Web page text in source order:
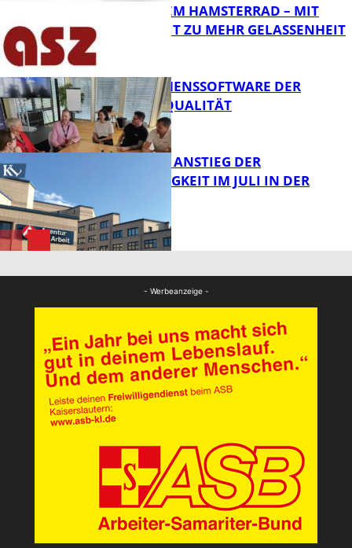
Bildung
Bildung
RAUS AUS DEM HAMSTERRAD – MIT
ACHTSAMKEIT ZU MEHR GELASSENHEIT
FB News
UNTERNEHMENSSOFTWARE DER
HÖCHSTEN QUALITÄT
SAISONALER ANSTIEG DER
ARBEITSLOSIGKEIT IM JULI IN DER
- Werbeanzeige -